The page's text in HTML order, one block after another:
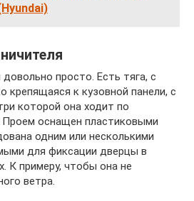
просто. Есть тяга, с
крепящаяся к кузовной панели, с
которой она ходит по
Проем оснащен пластиковыми
одним или несколькими
для фиксации дверцы в
К примеру, чтобы она не
ветра.